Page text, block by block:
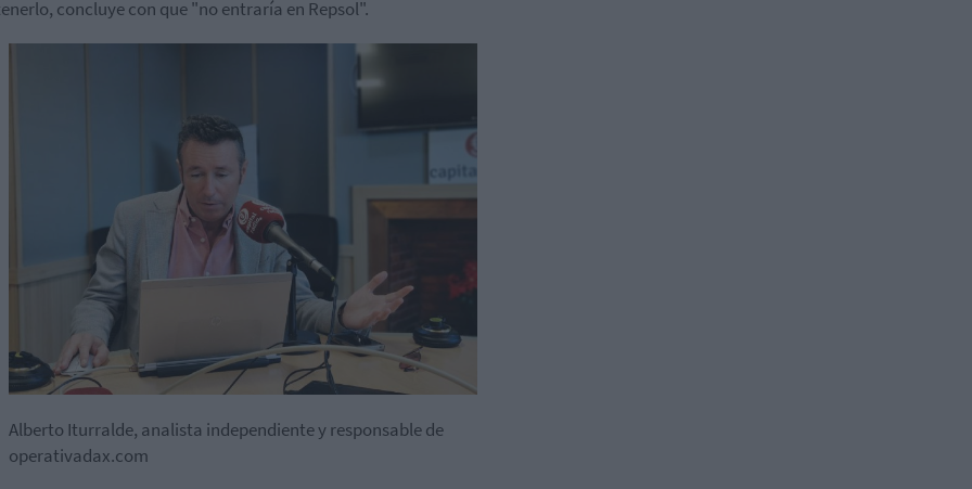
concluye con que "no entraría en Repsol".
Alberto Iturralde, analista independiente y responsable de
operativadax.com